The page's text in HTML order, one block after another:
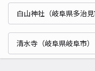
白山神社（岐阜県多治見
清水寺（岐阜県岐阜市）